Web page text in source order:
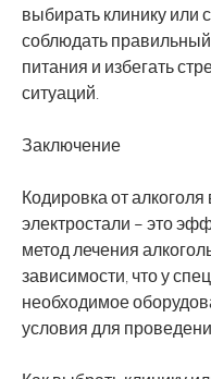
выбирать клинику или
соблюдать
питания и избегать
ситуаций.
Заключение
Кодировка от алкоголя
электростали – это
метод лечения
зависимости, что у
необходимое
условия для